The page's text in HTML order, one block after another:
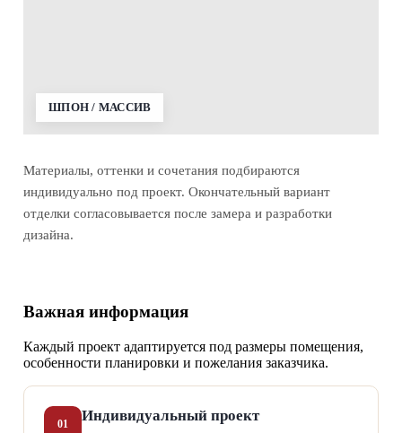
ШПОН / МАССИВ
Материалы, оттенки и сочетания подбираются
индивидуально под проект. Окончательный вариант
отделки согласовывается после замера и разработки
дизайна.
Важная информация
Каждый проект адаптируется под размеры помещения,
особенности планировки и пожелания заказчика.
01
Индивидуальный проект